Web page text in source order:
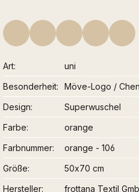
Art
uni
Besonderheit
Möve-Logo /
Design
Superwuschel
Farbe
orange
Farbnummer
orange - 106
Größe
50x70 cm
Hersteller
frottana Textil